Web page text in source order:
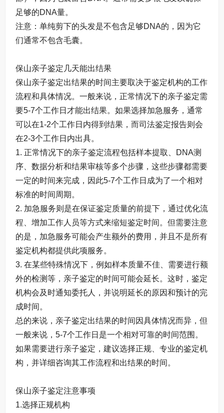
足够的DNA量。
注意：单纯剪下的头发是不包含足够DNA的，因为它
们通常不包含毛囊。
保山亲子鉴定几天能出结果
保山亲子鉴定出结果的时间主要取决于鉴定机构的工作
流程和具体情况。一般来说，正常情况下的亲子鉴定需
要5-7个工作日才能出结果。如果选择加急服务，通常
可以在1-2个工作日内得到结果，而司法鉴定报告则会
在2-3个工作日内出具。
1. 正常情况下的亲子鉴定流程包括样本提取、DNA测
序、数据分析和结果审核等多个步骤，这些步骤都需要
一定的时间来完成，因此5-7个工作日成为了一个相对
标准的时间周期。
2. 加急服务则是在保证鉴定质量的前提下，通过优化流
程、增加工作人员等方式来缩短鉴定时间。但需要注意
的是，加急服务可能会产生额外的费用，并且不是所有
鉴定机构都提供此项服务。
3. 在某些特殊情况下，例如样本质量不佳、需要进行额
外的检测等，亲子鉴定的时间可能会延长。这时，鉴定
机构会及时通知委托人，并说明延长的原因和预计的完
成时间。
总的来说，亲子鉴定出结果的时间因具体情况而异，但
一般来说，5-7个工作日是一个相对可靠的时间范围。
如果需要进行亲子鉴定，建议选择正规、专业的鉴定机
构，并详细咨询其工作流程和出结果的时间。
保山亲子鉴定注意事项
1.选择正规机构